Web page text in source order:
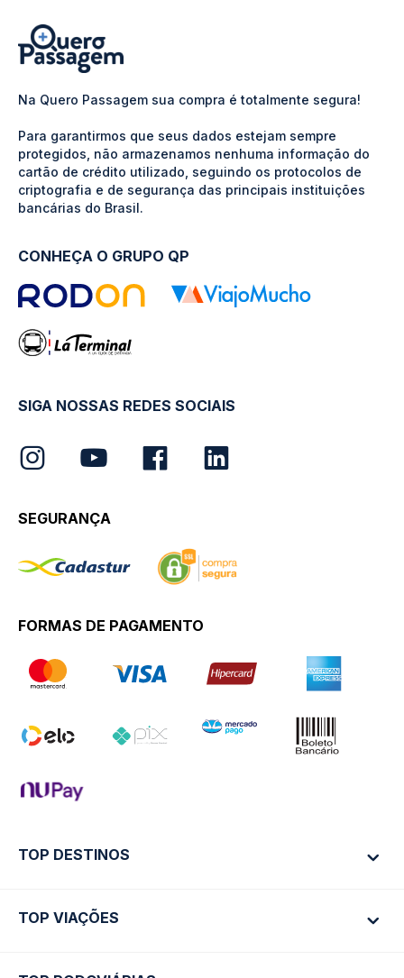
Na Quero Passagem sua compra é totalmente segura!
Para garantirmos que seus dados estejam sempre
protegidos, não armazenamos nenhuma informação do
cartão de crédito utilizado, seguindo os protocolos de
criptografia e de segurança das principais instituições
bancárias do Brasil.
CONHEÇA O GRUPO QP
SIGA NOSSAS REDES SOCIAIS
SEGURANÇA
FORMAS DE PAGAMENTO
TOP DESTINOS
Ônibus Rio de Janeiro
TOP VIAÇÕES